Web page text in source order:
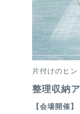
片付けのヒン
整理収納
【会場開催】